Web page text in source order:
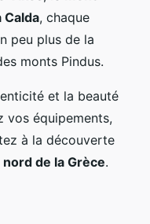
Calda, chaque
peu plus de la
monts Pindus.
et la beauté
vos équipements,
à la découverte
nord de la Grèce.